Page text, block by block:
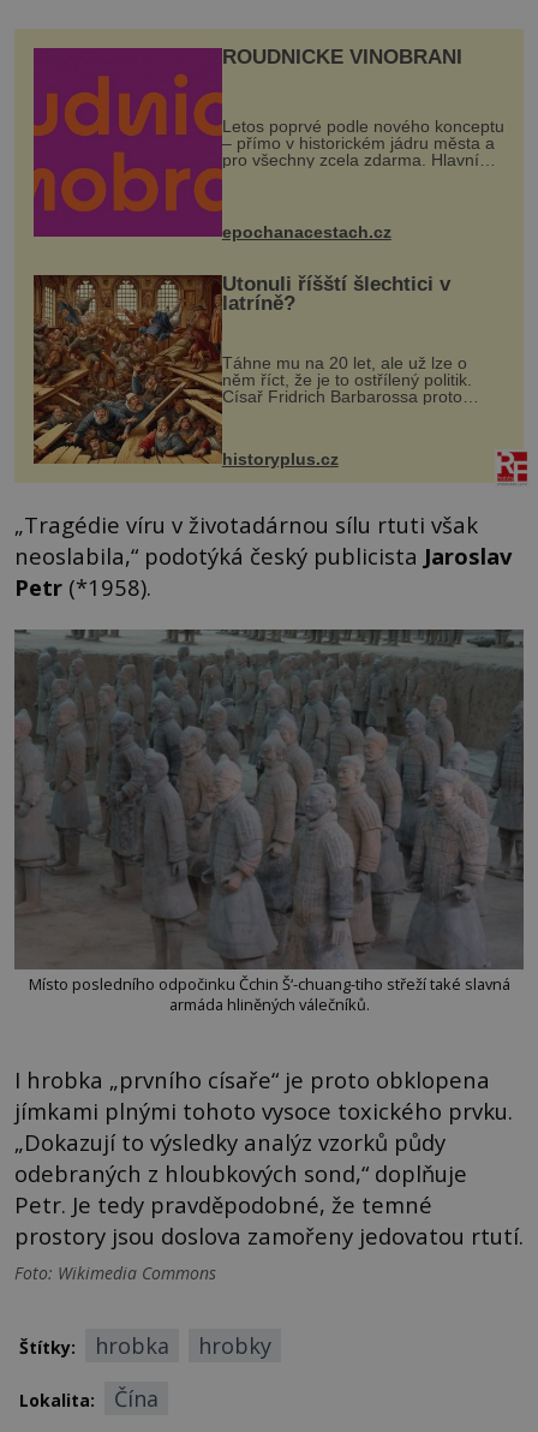
ROUDNICKÉ VINOBRANÍ
Letos poprvé podle nového konceptu
– přímo v historickém jádru města a
pro všechny zcela zdarma. Hlavní
program se odehraje na Karlově a
mohou těšit na víno, burčák, pes...
epochanacestach.cz
Utonuli říšští šlechtici v
latríně?
Táhne mu na 20 let, ale už lze o
něm říct, že je to ostřílený politik.
Císař Fridrich Barbarossa proto
posílá svého syna a dědice Jindřicha
VI. do Erfurtu, aby se stal
prostředníkem při řešení sporu m...
historyplus.cz
„Tragédie víru v životadárnou sílu rtuti však
neoslabila,“ podotýká český publicista Jaroslav
Petr (*1958).
Místo posledního odpočinku Čchin Š‘-chuang-tiho střeží také slavná
armáda hliněných válečníků.
I hrobka „prvního císaře“ je proto obklopena
jímkami plnými tohoto vysoce toxického prvku.
„Dokazují to výsledky analýz vzorků půdy
odebraných z hloubkových sond,“ doplňuje
Petr. Je tedy pravděpodobné, že temné
prostory jsou doslova zamořeny jedovatou rtutí.
Foto: Wikimedia Commons
Štítky: hrobka hrobky
Lokalita: Čína